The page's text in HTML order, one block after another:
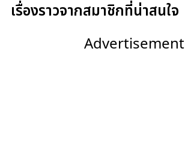
เรื่องราวจากสมาชิกที่น่าสนใจ
Advertisement